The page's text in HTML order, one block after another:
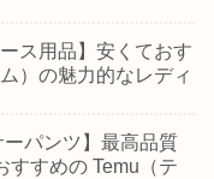
ース用品】安くておす
）の魅力的なレディ
ーパンツ】最高品質
すすめの Temu（テ